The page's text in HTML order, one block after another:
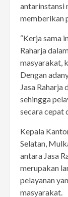
antarinstansi
memberikan
“Kerja sama
Raharja
masyarakat,
Dengan
Jasa
sehingga
secara cepat
Kepala
Selatan,
antara Jasa
merupakan
pelayanan
masyarakat.